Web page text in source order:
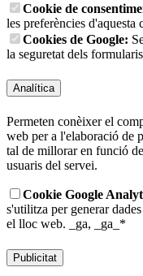
Cookie de
les preferències d'aquesta
Cookies de Google:
la seguretat dels
Analítica
Permeten conèixer el
web per a l'elaboració de
tal de millorar en funció
usuaris del servei.
Cookie Google
s'utilitza per generar
el lloc web.
_ga, _ga_*
Publicitat